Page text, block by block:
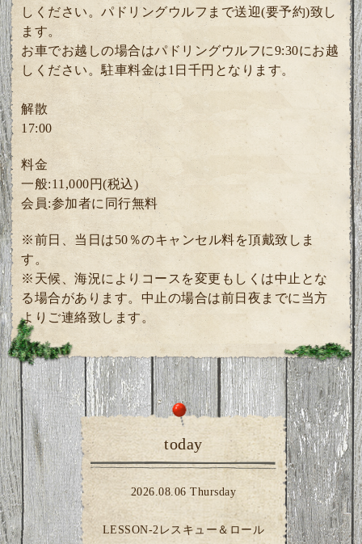
しください。パドリングウルフまで送迎(要予約)致し
ます。
お車でお越しの場合はパドリングウルフに9:30にお越
しください。駐車料金は1日千円となります。
解散
17:00
料金
一般:11,000円(税込)
会員:参加者に同行無料
※前日、当日は50％のキャンセル料を頂戴致しま
す。
※天候、海況によりコースを変更もしくは中止とな
る場合があります。中止の場合は前日夜までに当方
よりご連絡致します。
today
2026.08.06 Thursday
LESSON-2レスキュー＆ロール